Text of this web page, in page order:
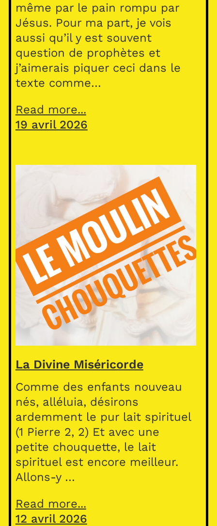
même par le pain rompu par
Jésus. Pour ma part, je vois
aussi qu’il y est souvent
question de prophètes et
j’aimerais piquer ceci dans le
texte comme…
Read more...
19 avril 2026
La Divine Miséricorde
Comme des enfants nouveau
nés, alléluia, désirons
ardemment le pur lait spirituel
(1 Pierre 2, 2) Et avec une
petite chouquette, le lait
spirituel est encore meilleur.
Allons-y …
Read more...
12 avril 2026